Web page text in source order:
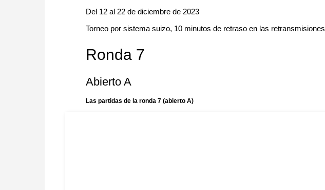
Del 12 al 22 de diciembre de 2023
Torneo por sistema suizo, 10 minutos de retraso en las retransmisiones
Ronda 7
Abierto A
Las partidas de la ronda 7 (abierto A)